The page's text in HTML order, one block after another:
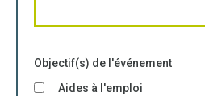
Objectif(s) de l'événement
Aides à l'emploi